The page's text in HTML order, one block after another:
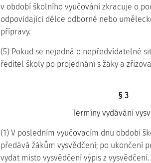
v období školního vyučování zkracuje o
odpovídající délce odborné nebo
přípravy.
(5) Pokud se nejedná o nepředvídatelné
ředitel školy po projednání s žáky a
§ 3
Termíny vydávání
(1) V posledním vyučovacím dnu období
předává žákům vysvědčení; po ukončení
vydat místo vysvědčení výpis z